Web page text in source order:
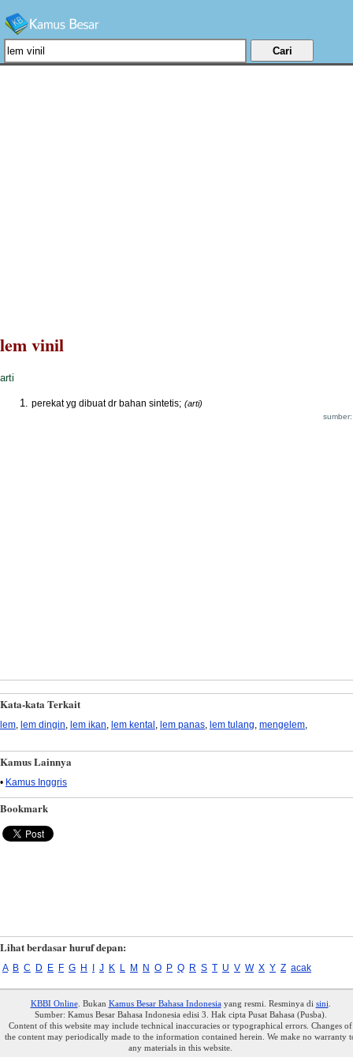
lem vinil
arti
perekat yg dibuat dr bahan sintetis; (arti)
Kata-kata Terkait
lem lem dingin lem ikan lem kental lem panas lem tulang mengelem
Kamus Lainnya
• Kamus Inggris
Bookmark
Lihat berdasar huruf depan:
A B C D E F G H J K L M N O P Q R S T U V W X Y Z acak
KBBI Online. Bukan Kamus Besar Bahasa Indonesiayang resmi. Resminya di sini
Sumber: Kamus Besar Bahasa Indonesia edisi 3. Hak cipta Pusat Bahasa (Pusba).
Content of this website may include technical inaccuracies or typographical errors. Changes of
the content may periodically made to the information contained herein. We make no warranty
any materials in this website.